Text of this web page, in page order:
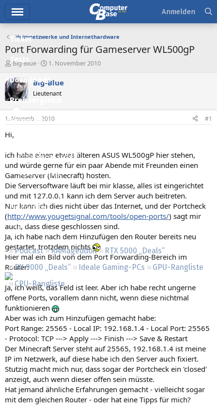
Ticker
Tests
Downloads
Preisvergleich
Forum
Aktuelles
Empfohlene Inhalte
Neue Beiträge
Neueste Aktivitäten
Leserartikel
Regeln
Podcast RAMageddon
RTX 5000 „Deals“
RX 9000 „Deals“
Ideale Gaming-PCs
GPU-Rangliste
CPU-Rangliste
Anmelden
Heimnetzwerke und Internethardware
Port Forwarding für Gameserver WL500gP
E
s
t
e
l
e
Big-Blue
E
s
e
l
t
1. November 2010
Big-Blue
Lieutenant
1. November 2010 #1
Hi,
ich habe einen etwas älteren ASUS WL500gP hier stehen,
und würde gerne für ein paar Abende mit Freunden einen
Gameserver (Minecraft) hosten.
Die Serversoftware läuft bei mir klasse, alles ist eingerichtet
und mit 127.0.0.1 kann ich dem Server auch beitreten.
Nur kann ich dies nicht über das Internet, und der Portcheck
(http://www.yougetsignal.com/tools/open-ports/) sagt mir
auch, dass diese geschlossen sind.
Ja, ich habe nach dem Hinzufügen den Router bereits neu
gestartet, trotzdem nichts
Hier mal ein Bild von dem Port Forwarding-Bereich im
Router:
Ja, ich weiß, das Feld ist leer. Aber ich habe recht ungerne
offene Ports, vorallem dann nicht, wenn diese nichtmal
funktionieren
Aber was ich zum Hinzufügen gemacht habe:
Port Range: 25565 - Local IP: 192.168.1.4 - Local Port: 25565
- Protocol: TCP ---> Apply ---> Finish ---> Save & Restart
Der Minecraft Server steht auf 25565, 192.168.1.4 ist meine
IP im Netzwerk, auf diese habe ich den Server auch fixiert.
Stutzig macht mich nur, dass sogar der Portcheck ein 'closed'
anzeigt, auch wenn dieser offen sein müsste.
Hat jemand ähnliche Erfahrungen gemacht - vielleicht sogar
mit dem gleichen Router - oder hat eine Tipps für mich?